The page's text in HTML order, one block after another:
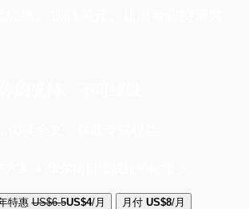
特惠 US$6.5US$4/月 月付 US$8/月